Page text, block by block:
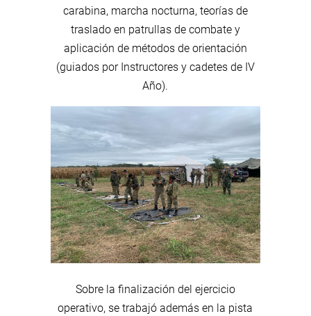
carabina, marcha nocturna, teorías de
traslado en patrullas de combate y
aplicación de métodos de orientación
(guiados por Instructores y cadetes de IV
Año).
Sobre la finalización del ejercicio
operativo, se trabajó además en la pista